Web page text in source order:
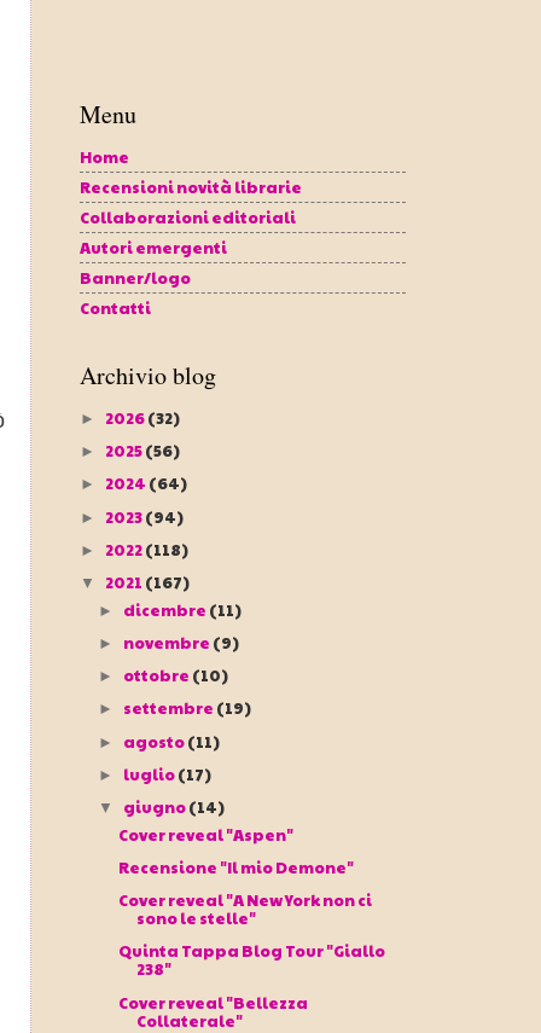
Menu
Home
Recensioni novità librarie
Collaborazioni editoriali
Autori emergenti
Banner/logo
Contatti
Archivio blog
► 2026(32)
► 2025(56)
► 2024 (64)
► 2023(94)
► 2022(118)
▼ 2021 (167)
► dicembre (11)
► novembre (9)
► ottobre (10)
► settembre (19)
► agosto(11)
► luglio(17)
▼ giugno(14)
Cover reveal "Aspen"
Recensione "Il mio Demone"
Cover reveal "A New York non ci
sono le stelle"
Quinta Tappa Blog Tour "Giallo
238"
Cover reveal "Bellezza
Collaterale"